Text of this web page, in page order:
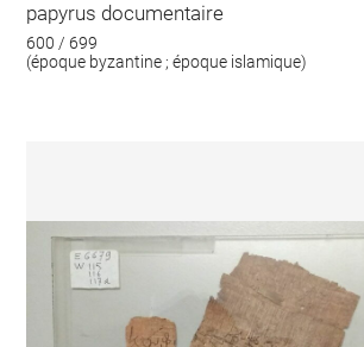
papyrus documentaire
600 / 699
(époque byzantine ; époque islamique)